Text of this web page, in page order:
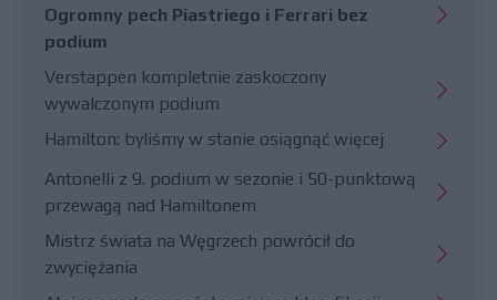
Ogromny pech Piastriego i Ferrari bez
podium
Verstappen kompletnie zaskoczony
wywalczonym podium
Hamilton: byliśmy w stanie osiągnąć więcej
Antonelli z 9. podium w sezonie i 50-punktową
przewagą nad Hamiltonem
Mistrz świata na Węgrzech powrócił do
zwyciężania